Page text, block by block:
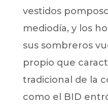
vestidos
mediodía, y los
sus sombreros
propio que
tradicional de la
como el BID